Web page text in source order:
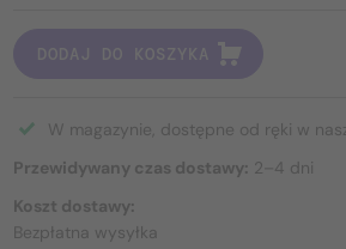
DODAJ DO KOSZYKA
W magazynie, dostępne od ręki w
Przewidywany czas dostawy: 2–4 dni
Koszt dostawy:
Bezpłatna wysyłka